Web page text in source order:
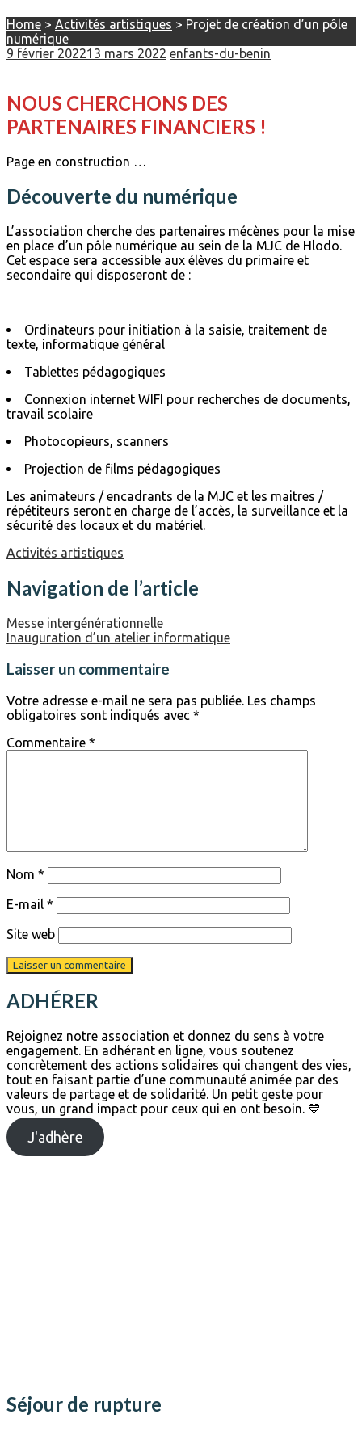
Home > Activités artistiques > Projet de création d’un pôle
numérique
9 février 202213 mars 2022 enfants-du-benin
NOUS CHERCHONS DES
PARTENAIRES FINANCIERS !
Page en construction …
Découverte du numérique
L’association cherche des partenaires mécènes pour la mise
en place d’un pôle numérique au sein de la MJC de Hlodo.
Cet espace sera accessible aux élèves du primaire et
secondaire qui disposeront de :
Ordinateurs pour initiation à la saisie, traitement de
texte, informatique général
Tablettes pédagogiques
Connexion internet WIFI pour recherches de documents,
travail scolaire
Photocopieurs, scanners
Projection de films pédagogiques
Les animateurs / encadrants de la MJC et les maitres /
répétiteurs seront en charge de l’accès, la surveillance et la
sécurité des locaux et du matériel.
Activités artistiques
Navigation de l’article
Messe intergénérationnelle
Inauguration d’un atelier informatique
Laisser un commentaire
Votre adresse e-mail ne sera pas publiée. Les champs
obligatoires sont indiqués avec *
Commentaire *
Nom *
E-mail *
Site web
ADHÉRER
Rejoignez notre association et donnez du sens à votre
engagement. En adhérant en ligne, vous soutenez
concrètement des actions solidaires qui changent des vies,
tout en faisant partie d’une communauté animée par des
valeurs de partage et de solidarité. Un petit geste pour
vous, un grand impact pour ceux qui en ont besoin. 💙
J'adhère
Séjour de rupture